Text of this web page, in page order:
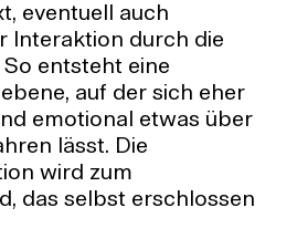
eventuell auch
Interaktion durch die
entsteht eine
auf der sich eher
emotional etwas über
lässt. Die
wird zum
das selbst erschlossen